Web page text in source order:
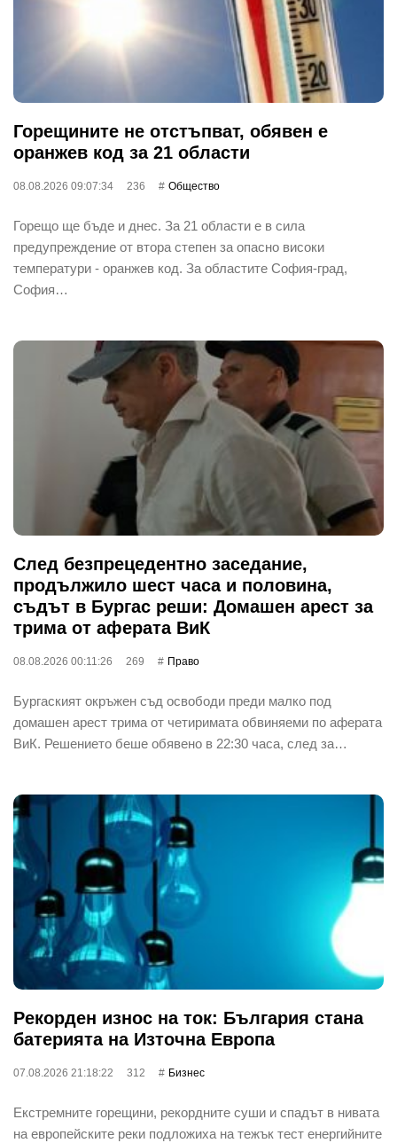
Горещините не отстъпват, обявен е
оранжев код за 21 области
08.08.2026 09:07:34 236 Общество
Горещо ще бъде и днес. За 21 области е в сила
предупреждение от втора степен за опасно високи
температури - оранжев код. За областите София-град,
София…
След безпрецедентно заседание,
продължило шест часа и половина,
съдът в Бургас реши: Домашен арест за
трима от аферата ВиК
08.08.2026 00:11:26 269 Право
Бургаският окръжен съд освободи преди малко под
домашен арест трима от четиримата обвиняеми по аферата
ВиК. Решението беше обявено в 22:30 часа, след за…
Рекорден износ на ток: България стана
батерията на Източна Европа
07.08.2026 21:18:22 312 Бизнес
Екстремните горещини, рекордните суши и спадът в нивата
на европейските реки подложиха на тежък тест енергийните